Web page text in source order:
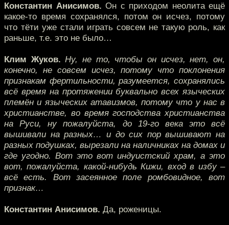
Константин Анисимов. Он с приходом неолита ещё
какое-то время сохранялся, потом он исчез, потому
что тёти уже стали играть совсем не такую роль, как
раньше, т.е. это не было…
Клим Жуков. Ну, не то, чтобы он исчез, нет, он,
конечно, не совсем исчез, потому что поклонения
признакам фертильности, разумеется, сохранялись
всё время на протяжении буквально всех языческих
племён и языческих атавизмов, потому что у нас в
христианстве, во время господства христианства
на Руси, ну пожалуйста, до 19-го века это всё
вышивали на разных… и до сих пор вышивают на
разных подушках, вырезали на наличниках на домах и
где угодно. Вот это вот индуистский храм, а это
вот, пожалуйста, какой-нибудь Кижи, вход в избу –
всё есть. Вот засеянное поле ромбовидное, вот
признак…
Константин Анисимов. Да, роженицы.